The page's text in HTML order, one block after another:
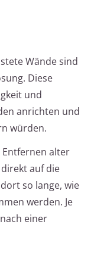
Wände sind
Diese
und
anrichten und
würden.
Entfernen alter
auf die
so lange, wie
werden. Je
einer